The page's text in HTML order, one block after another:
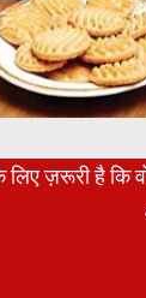
लिए ज़रूरी है